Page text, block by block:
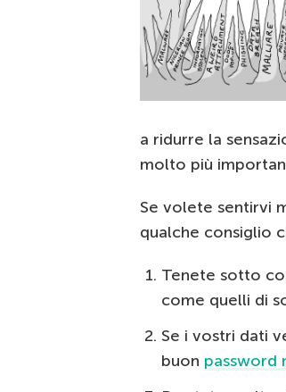
a ridurre la
molto più
Se volete sentirvi
qualche consiglio
Tenete sotto
come quelli di
Se i vostri dati
buon password